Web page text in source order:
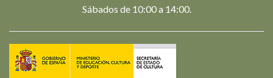
Sábados de 10:00 a 14:00.